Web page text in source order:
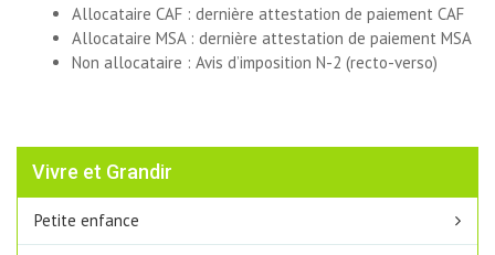
Allocataire CAF : dernière attestation de paiement CAF
Allocataire MSA : dernière attestation de paiement MSA
Non allocataire : Avis d’imposition N-2 (recto-verso)
Vivre et Grandir
Petite enfance